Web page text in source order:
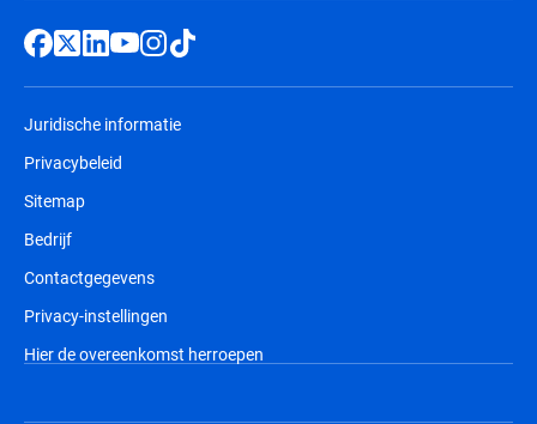
Juridische informatie
Privacybeleid
Sitemap
Bedrijf
Contactgegevens
Privacy-instellingen
Hier de overeenkomst herroepen